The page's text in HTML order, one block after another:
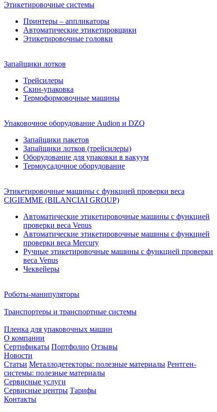
Этикетировочные системы
Принтеры – аппликаторы
Автоматические этикетировщики
Этикетировочные головки
Запайщики лотков
Трейсилеры
Скин-упаковка
Термоформовочные машины
Упаковочное оборудование Audion и DZQ
Запайщики пакетов
Запайщики лотков (трейсилеры)
Оборудование для упаковки в вакуум
Термоусадочное оборудование
Этикетировочные машины с функцией проверки веса
CIGIEMME (BILANCIAI GROUP)
Автоматические этикетировочные машины с функцией
проверки веса Venus
Автоматические этикетировочные машины с функцией
проверки веса Mercury
Ручные этикетировочные машины с функцией проверки
веса Venus
Чеквейеры
Роботы-манипуляторы
Транспортеры и транспортные системы
Пленка для упаковочных машин
О компании
Сертификаты Портфолио Отзывы
Новости
Статьи Металлодетекторы: полезные материалы Рентген-
системы: полезные материалы
Сервисные услуги
Сервисные центры Тарифы
Контакты